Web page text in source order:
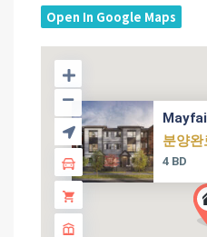
Open In Google Maps
분양완
4 BD